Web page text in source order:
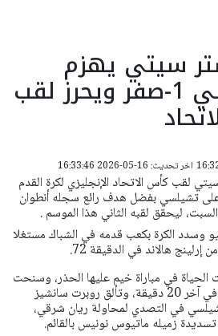
سيتي يهزم
تشيلسي 1-صفر ويحرز لقب
اخر تحديث: 16-05-2026 16:33:46
لقب كأس الاتحاد الإنجليزي لكرة القدم
صفر على تشيلسي بفضل هدف رائع سجله أنطوان
ليحقق لقبه الثاني هذا الموسم .
وسدد الكرة بكعب قدمه في الشباك مستغلا
هالاند في الدقيقة 72.
الحياة في مباراة خيم عليها الحذر، وسنحت
فرص للفريقين في آخر 20 دقيقة، وتألق روبرت سانشيز
في التصدي لمحاولة ريان شرقي،
زميله ماتيوس نونيس بالقائم.